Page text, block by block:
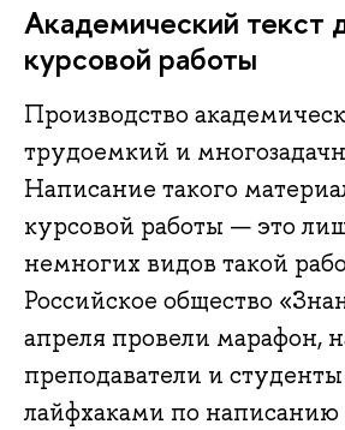
Академический текст
курсовой работы
Производство
трудоемкий и
Написание такого
курсовой работы — это
немногих видов такой
Российское общество
апреля провели марафон,
преподаватели и
лайфхаками по написанию